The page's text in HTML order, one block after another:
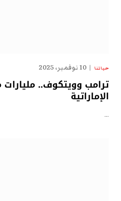
حياتنا 10 نوفمبر، 2025
ترامب وويتكوف..
الإماراتية
…